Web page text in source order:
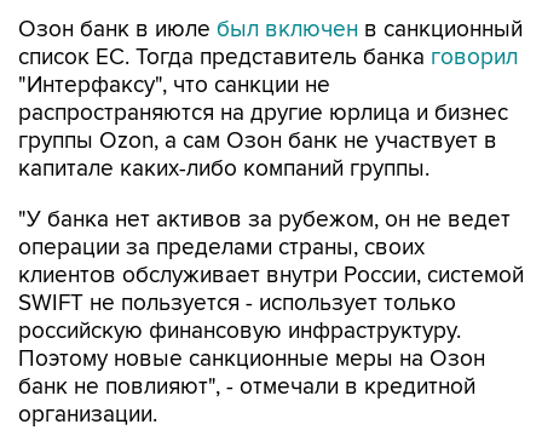
Озон банк в июле был включен в санкционный
список ЕС. Тогда представитель банка говорил
"Интерфаксу", что санкции не
распространяются на другие юрлица и бизнес
группы Ozon, а сам Озон банк не участвует в
капитале каких-либо компаний группы.
"У банка нет активов за рубежом, он не ведет
операции за пределами страны, своих
клиентов обслуживает внутри России, системой
SWIFT не пользуется - использует только
российскую финансовую инфраструктуру.
Поэтому новые санкционные меры на Озон
банк не повлияют", - отмечали в кредитной
организации.